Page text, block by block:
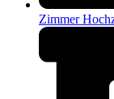
Zimmer